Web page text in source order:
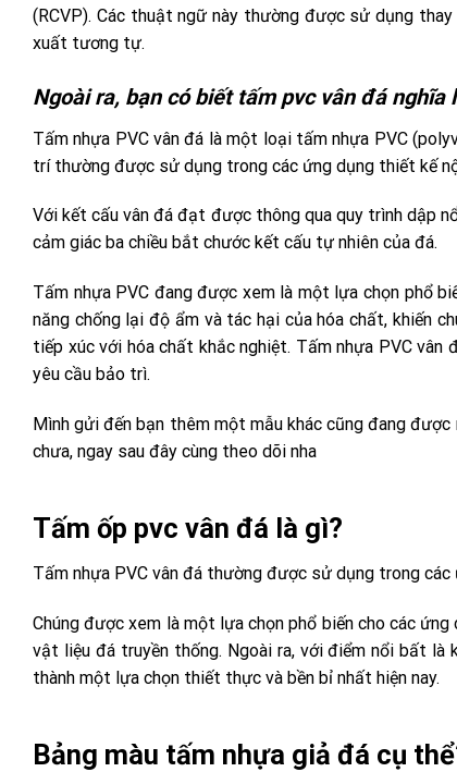
(RCVP). Các thuật ngữ này thường được sử dụng
xuất tương tự.
Ngoài ra, bạn có biết tấm pvc vân đá nghĩa
Tấm nhựa PVC vân đá là một loại tấm nhựa PVC
trí thường được sử dụng trong các ứng dụng thiết kế
Với kết cấu vân đá đạt được thông qua quy trình dập
cảm giác ba chiều bắt chước kết cấu tự nhiên của đá.
Tấm nhựa PVC đang được xem là một lựa chọn phổ
năng chống lại độ ẩm và tác hại của hóa chất, khiến
tiếp xúc với hóa chất khắc nghiệt. Tấm nhựa PVC
yêu cầu bảo trì.
Mình gửi đến bạn thêm một mẫu khác cũng đang
chưa, ngay sau đây cùng theo dõi nha
Tấm ốp pvc vân đá là gì?
Tấm nhựa PVC vân đá thường được sử dụng trong
Chúng được xem là một lựa chọn phổ biến cho các
vật liệu đá truyền thống. Ngoài ra, với điểm nổi bất là
thành một lựa chọn thiết thực và bền bỉ nhất hiện nay.
Bảng màu tấm nhựa giả đá cụ